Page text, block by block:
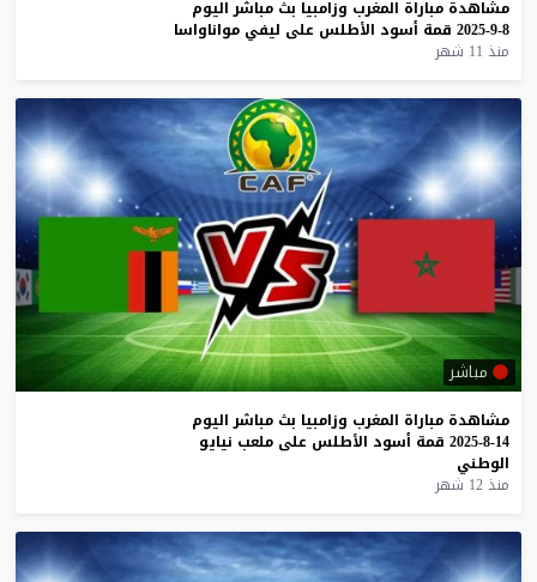
مشاهدة مباراة المغرب وزامبيا بث مباشر اليوم
8-9-2025
قمة أسود الأطلس على ليفي مواناواسا
منذ 11 شهر
مباشر
مشاهدة مباراة المغرب وزامبيا بث مباشر اليوم
14-8-2025
قمة أسود الأطلس على ملعب نيايو
الوطني
منذ 12 شهر